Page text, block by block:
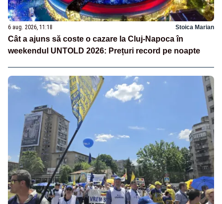
6 aug. 2026, 11:18 Stoica Marian
Cât a ajuns să coste o cazare la Cluj-Napoca în
weekendul UNTOLD 2026: Prețuri record pe noapte